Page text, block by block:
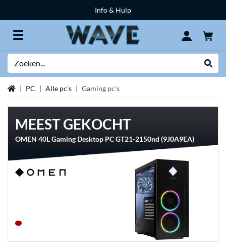
Info & Hulp
Home PC Alle pc's Gaming pc's
MEEST GEKOCHT
OMEN 40L Gaming Desktop PC GT21-2150nd (9J0A9EA)